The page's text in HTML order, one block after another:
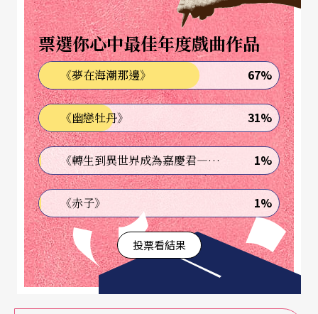
自我整合與新生。近幾年來，已有更多人投入這個
行列，例如王芸華、郭又碧、鍾穗香、邱惟真、楊
舒涵等，他們或以工作坊形式推廣，或實際參與病
患輔導，或進入校園教授學生，讓舞蹈治療的種子
散布得更廣。
舞蹈治療在學校
「學習舞蹈治療是不是一定要很會跳舞？」這是許
多初次接觸舞蹈治療的人常有的疑問。的確，目前
從事舞蹈治療的專業人士多半是舞蹈系出身，但也
由於舞蹈治療和身心靈健康關係密切，因此國內舞
蹈治療課程大都開設在醫學院或心理系，如輔仁大
票選你心中最佳年度戲曲作品
《夢在海潮那邊》 67%
《幽戀牡丹》 31%
《轉生到異世界成為嘉慶君—發現我的祖先是詐騙集團!?》 1%
《赤子》 1%
投票看結果